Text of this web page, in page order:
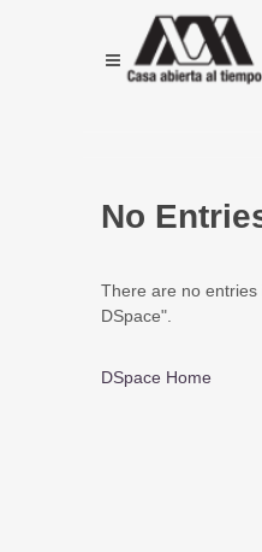
No
There are no
DSpace".
DSpace Home